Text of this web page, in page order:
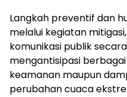
Langkah preventif dan
melalui kegiatan
komunikasi publik
mengantisipasi
keamanan maupun
perubahan cuaca